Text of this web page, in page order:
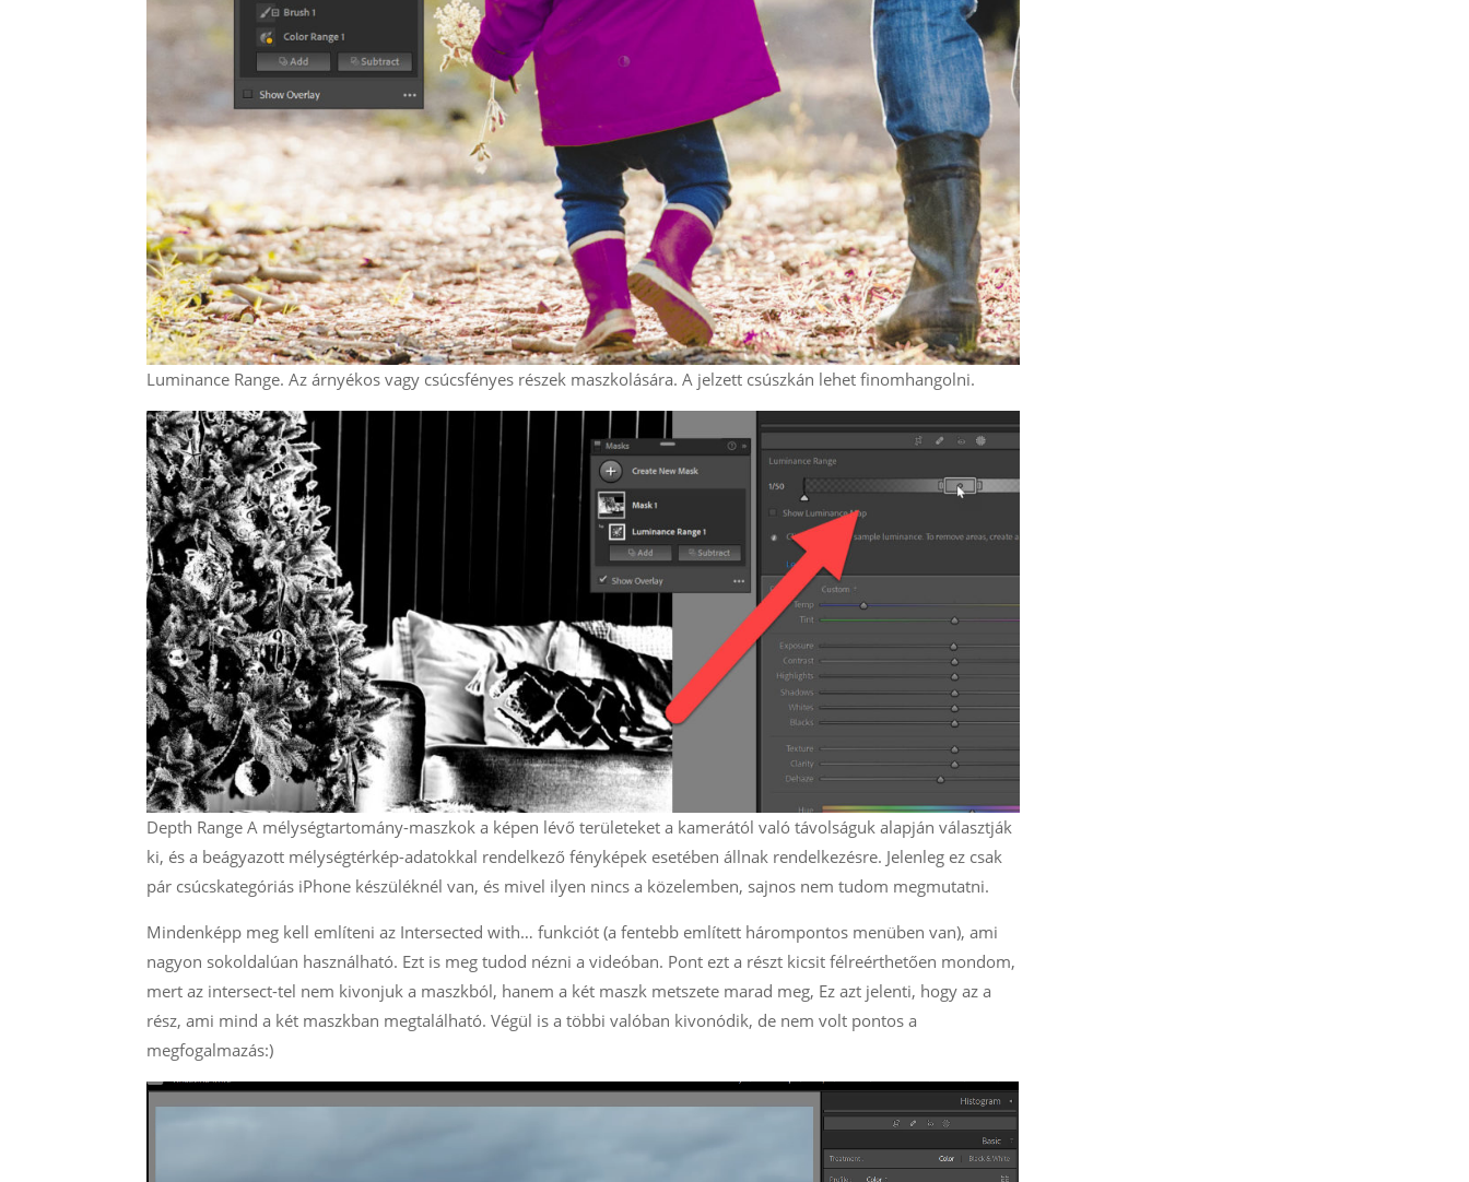
Luminance Range. Az árnyékos vagy csúcsfényes részek maszkolására. A jelzett csúszkán lehet finomhangolni.
Depth Range A mélységtartomány-maszkok a képen lévő területeket a kamerától való távolságuk alapján választják
ki, és a beágyazott mélységtérkép-adatokkal rendelkező fényképek esetében állnak rendelkezésre. Jelenleg ez csak
pár csúcskategóriás iPhone készüléknél van, és mivel ilyen nincs a közelemben, sajnos nem tudom megmutatni.
Mindenképp meg kell említeni az Intersected with… funkciót (a fentebb említett hárompontos menüben van), ami
nagyon sokoldalúan használható. Ezt is meg tudod nézni a videóban. Pont ezt a részt kicsit félreérthetően mondom,
mert az intersect-tel nem kivonjuk a maszkból, hanem a két maszk metszete marad meg, Ez azt jelenti, hogy az a
rész, ami mind a két maszkban megtalálható. Végül is a többi valóban kivonódik, de nem volt pontos a
megfogalmazás:)